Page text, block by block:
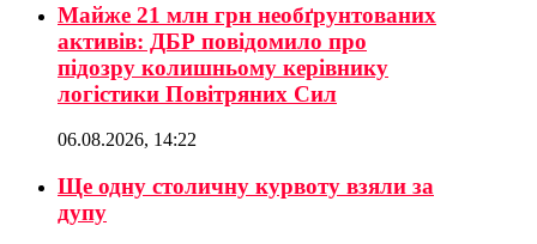
Майже 21 млн грн необґрунтованих
активів: ДБР повідомило про
підозру колишньому керівнику
логістики Повітряних Сил
06.08.2026, 14:22
Ще одну столичну курвоту взяли за
дупу